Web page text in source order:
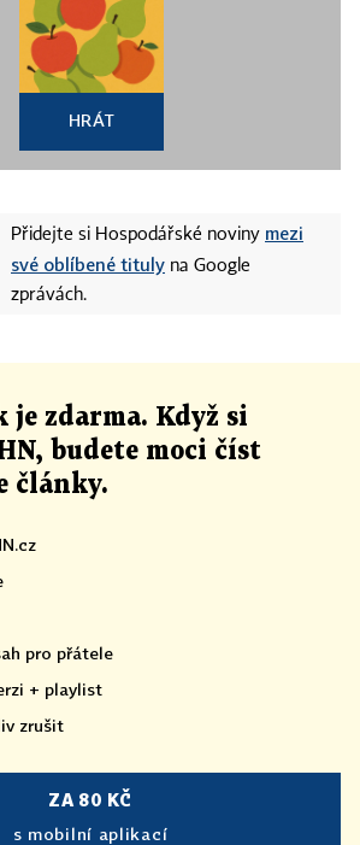
HRÁT
Přidejte si Hospodářské noviny mezi
své oblíbené tituly na Google
zprávách.
je zdarma. Když si
budete moci číst
články.
pro přátele
+ playlist
zrušit
ZA 80 KČ
s mobilní aplikací